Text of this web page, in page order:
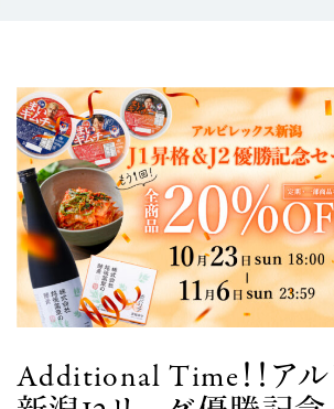
Additional Time！！アル